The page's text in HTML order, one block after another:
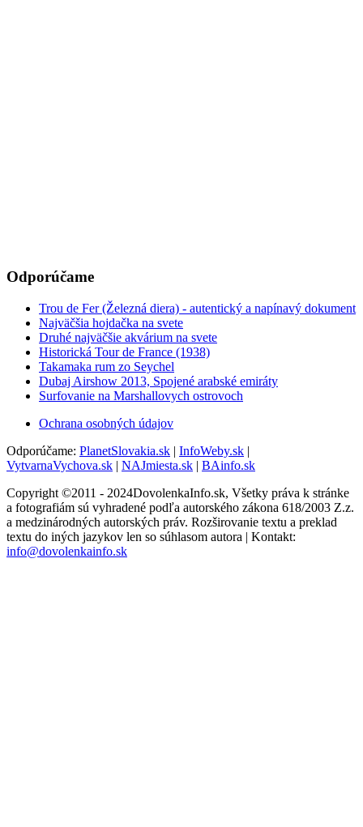
Odporúčame
Trou de Fer (Železná diera) - autentický a napínavý dokument
Najväčšia hojdačka na svete
Druhé najväčšie akvárium na svete
Historická Tour de France (1938)
Takamaka rum zo Seychel
Dubaj Airshow 2013, Spojené arabské emiráty
Surfovanie na Marshallovych ostrovoch
Ochrana osobných údajov
Odporúčame: PlanetSlovakia.sk | InfoWeby.sk |
VytvarnaVychova.sk | NAJmiesta.sk | BAinfo.sk
Copyright ©2011 - 2024DovolenkaInfo.sk, Všetky práva k stránke
a fotografiám sú vyhradené podľa autorského zákona 618/2003 Z.z.
a medzinárodných autorských práv. Rozširovanie textu a preklad
textu do iných jazykov len so súhlasom autora | Kontakt:
info@dovolenkainfo.sk